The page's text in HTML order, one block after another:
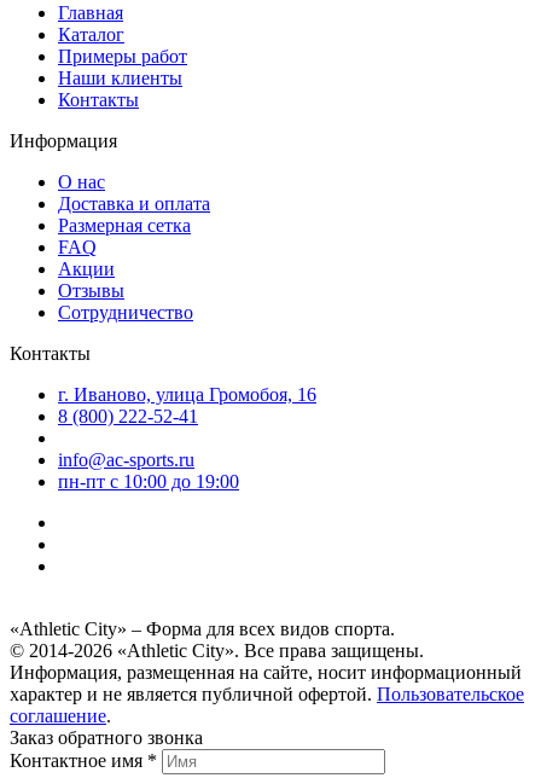
Главная
Каталог
Примеры работ
Наши клиенты
Контакты
Информация
О нас
Доставка и оплата
Размерная сетка
FAQ
Акции
Отзывы
Сотрудничество
Контакты
г. Иваново, улица Громобоя, 16
8 (800) 222-52-41
info@ac-sports.ru
пн-пт c 10:00 до 19:00
«Athletic City» – Форма для всех видов спорта.
© 2014-2026 «Athletic City». Все права защищены.
Информация, размещенная на сайте, носит информационный
характер и не является публичной офертой. Пользовательское
соглашение.
Заказ обратного звонка
Контактное имя *